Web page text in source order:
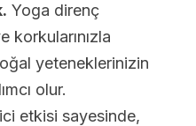
Yoga direnç
korkularınızla
yeteneklerinizin
olur.
etkisi sayesinde,